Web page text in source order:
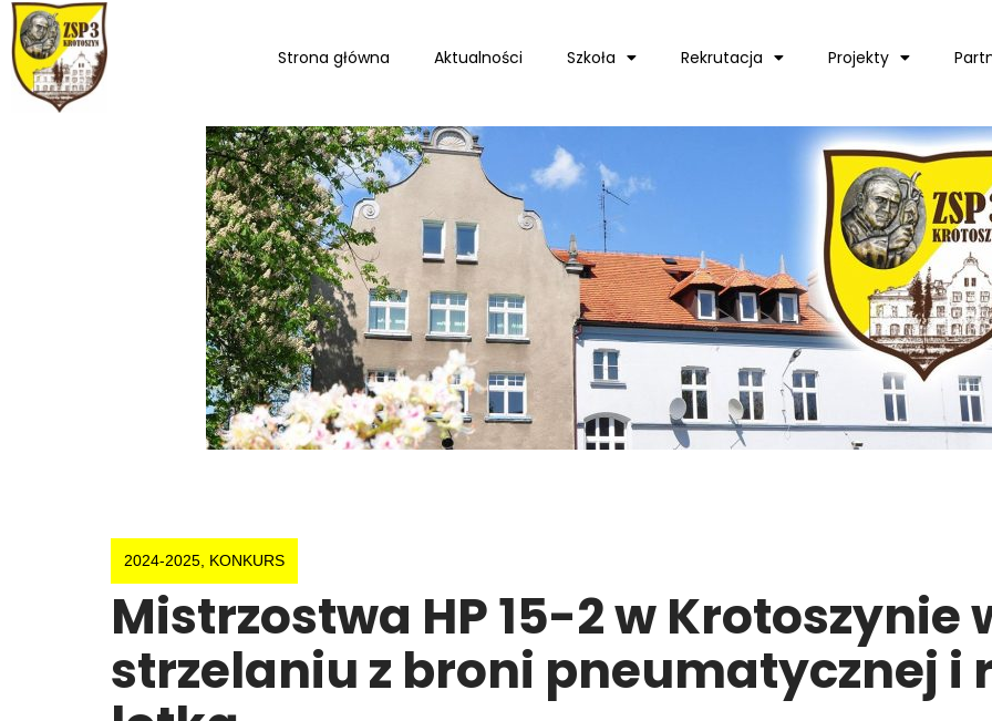
Strona główna Aktualności Szkoła Rekrutacja Projekty
2024-2025 KONKURS
Mistrzostwa HP 15-2 w Krotoszynie
strzelaniu z broni pneumatycznej i